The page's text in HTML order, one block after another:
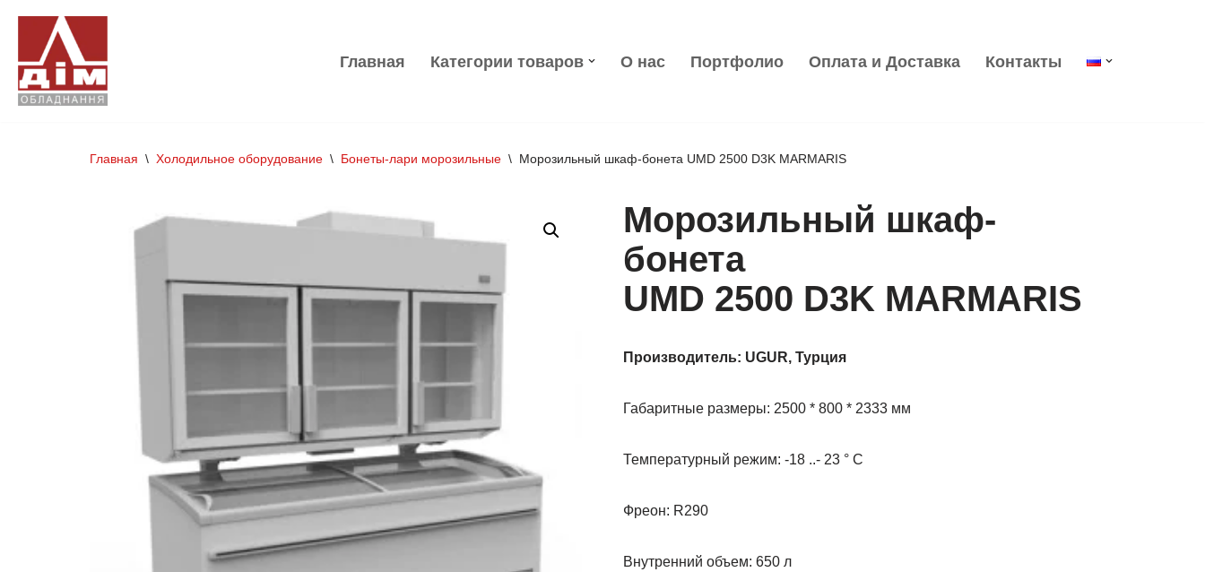
Перейти
содержимому
Главная Категории товаров О нас Портфолио Оплата и Доставка Контакты
Главная \ Холодильное оборудование \ Бонеты-лари морозильные \ Морозильный шкаф-бонета UMD 2500 D3K MARMARIS
Морозильный шкаф-
бонета
UMD 2500 D3K MARMARIS
Производитель: UGUR, Турция
Габаритные размеры: 2500 * 800 * 2333 мм
Температурный режим: -18 ..- 23 ° С
Фреон: R290
Внутренний объем: 650 л